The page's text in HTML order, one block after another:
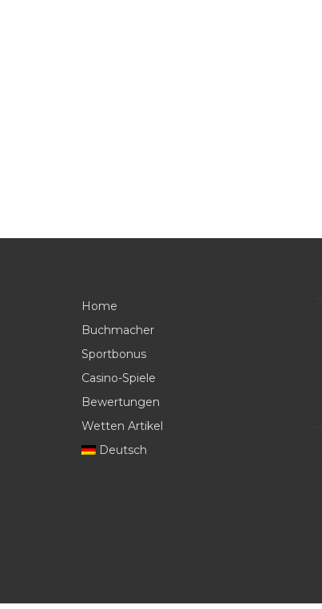
Home
Buchmacher
Sportbonus
Casino-Spiele
Bewertungen
Wetten Artikel
Deutsch